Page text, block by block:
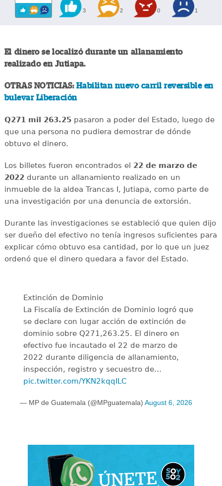
3 2 0 1
El dinero se localizó durante un allanamiento
realizado en Jutiapa.
OTRAS NOTICIAS: Habilitan nuevo carril reversible en
bulevar Liberación
Q271 mil 263.25pasaron a poder del Estado, luego de
que una persona no pudiera demostrar de dónde
obtuvo el dinero.
Los billetes fueron encontrados el 22 de marzo de
2022durante un allanamiento realizado en un
inmueble de la aldea Trancas I, Jutiapa, como parte de
una investigación por una denuncia de extorsión.
Durante las investigaciones se estableció que quien dijo
ser dueño del efectivo no tenía ingresos suficientes para
explicar cómo obtuvo esa cantidad, por lo que un juez
ordenó que el dinero quedara a favor del Estado.
Extinción de Dominio
La Fiscalía de Extinción de Dominio logró que
se declare con lugar acción de extinción de
dominio sobre Q271,263.25. El dinero en
efectivo fue incautado el 22 de marzo de
2022 durante diligencia de allanamiento,
inspección, registro y secuestro de…
pic.twitter.com/YKN2kqqILC
— MP de Guatemala (@MPguatemala) August 6, 2026